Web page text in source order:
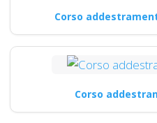
Corso
Corso